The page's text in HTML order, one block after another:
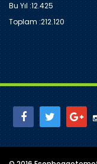
Bu Yıl :12.425
Toplam :212.120